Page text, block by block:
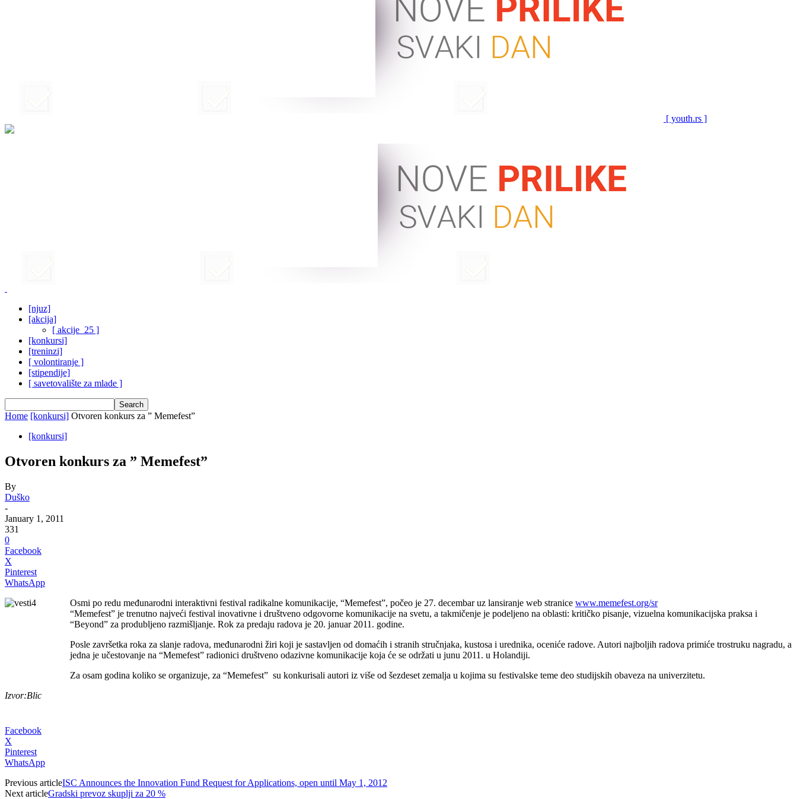
[ youth.rs ]
[njuz]
[akcija]
[ akcije_25 ]
[konkursi]
[treninzi]
[ volontiranje ]
[stipendije]
[ savetovalište za mlade ]
Home [konkursi] Otvoren konkurs za ” Memefest”
[konkursi]
Otvoren konkurs za ” Memefest”
By
Duško
-
January 1, 2011
331
0
Facebook
X
Pinterest
WhatsApp
Osmi po redu međunarodni interaktivni festival radikalne komunikacije, “Memefest”, počeo je 27. decembar uz lansiranje web stranice www.memefest.org/sr
“Memefest” je trenutno najveći festival inovativne i društveno odgovorne komunikacije na svetu, a takmičenje je podeljeno na oblasti: kritičko pisanje, vizuelna komunikacijska praksa i
“Beyond” za produbljeno razmišljanje. Rok za predaju radova je 20. januar 2011. godine.
Posle završetka roka za slanje radova, međunarodni žiri koji je sastavljen od domaćih i stranih stručnjaka, kustosa i urednika, oceniće radove. Autori najboljih radova primiće trostruku nagradu, a
jedna je učestovanje na “Memefest” radionici društveno odazivne komunikacije koja će se održati u junu 2011. u Holandiji.
Za osam godina koliko se organizuje, za “Memefest” su konkurisali autori iz više od šezdeset zemalja u kojima su festivalske teme deo studijskih obaveza na univerzitetu.
Izvor:Blic
Facebook
X
Pinterest
WhatsApp
Previous articleISC Announces the Innovation Fund Request for Applications, open until May 1, 2012
Next articleGradski prevoz skuplji za 20 %